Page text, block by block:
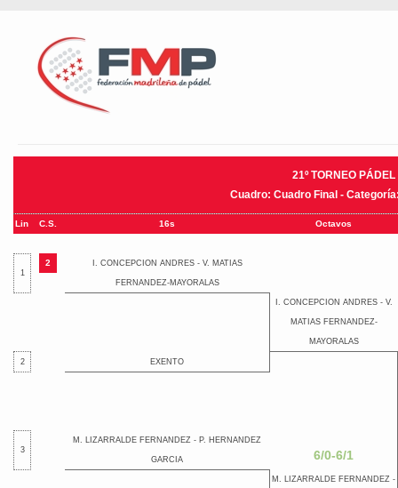
21º TORNEO
Cuadro: Cuadro Final -
Lin C.S. 16s Octavos
1
2 I. CONCEPCION ANDRES - V. MATIAS
FERNANDEZ-MAYORALAS
I. CONCEPCION ANDRES - V.
MATIAS FERNANDEZ-
MAYORALAS
2 EXENTO
6/0-6/1
3
M. LIZARRALDE FERNANDEZ - P. HERNANDEZ
GARCIA
M. LIZARRALDE FERNANDEZ -